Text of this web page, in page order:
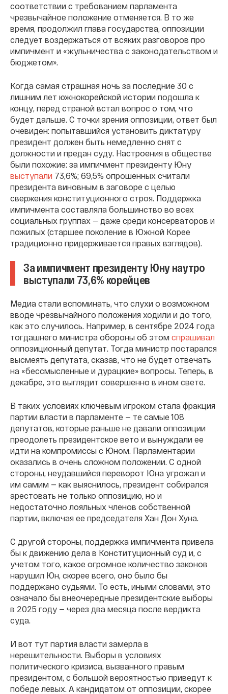
соответствии с требованием парламента
чрезвычайное положение отменяется. В то же
время, продолжил глава государства, оппозиции
следует воздержаться от всяких разговоров про
импичмент и «жульничества с законодательством и
бюджетом».
Когда самая страшная ночь за последние 30 с
лишним лет южнокорейской истории подошла к
концу, перед страной встал вопрос о том, что
будет дальше. С точки зрения оппозиции, ответ был
очевиден: попытавшийся установить диктатуру
президент должен быть немедленно снят с
должности и предан суду. Настроения в обществе
были похожие: за импичмент президенту Юну
выступали 73,6%; 69,5% опрошенных считали
президента виновным в заговоре с целью
свержения конституционного строя. Поддержка
импичмента составляла большинство во всех
социальных группах — даже среди консерваторов и
пожилых (старшее поколение в Южной Корее
традиционно придерживается правых взглядов).
За импичмент президенту Юну наутро
выступали 73,6% корейцев
Медиа стали вспоминать, что слухи о возможном
вводе чрезвычайного положения ходили и до того,
как это случилось. Например, в сентябре 2024 года
тогдашнего министра обороны об этом спрашивал
оппозиционный депутат. Тогда министр постарался
высмеять депутата, сказав, что не будет отвечать
на «бессмысленные и дурацкие» вопросы. Теперь, в
декабре, это выглядит совершенно в ином свете.
В таких условиях ключевым игроком стала фракция
партии власти в парламенте — те самые 108
депутатов, которые раньше не давали оппозиции
преодолеть президентское вето и вынуждали ее
идти на компромиссы с Юном. Парламентарии
оказались в очень сложном положении. С одной
стороны, неудавшийся переворот Юна угрожал и
им самим — как выяснилось, президент собирался
арестовать не только оппозицию, но и
недостаточно лояльных членов собственной
партии, включая ее председателя Хан Дон Хуна.
С другой стороны, поддержка импичмента привела
бы к движению дела в Конституционный суд и, с
учетом того, какое огромное количество законов
нарушил Юн, скорее всего, оно было бы
поддержано судьями. То есть, иными словами, это
означало бы внеочередные президентские выборы
в 2025 году — через два месяца после вердикта
суда.
И вот тут партия власти замерла в
нерешительности. Выборы в условиях
политического кризиса, вызванного правым
президентом, с большой вероятностью приведут к
победе левых. А кандидатом от оппозиции, скорее